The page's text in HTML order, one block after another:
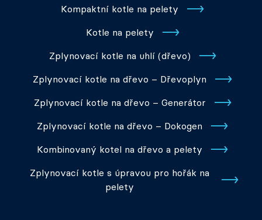
Kompaktní kotle na pelety
Kotle na pelety
Zplynovací kotle na uhlí (dřevo)
Zplynovací kotle na dřevo – Dřevoplyn
Zplynovací kotle na dřevo – Generátor
Zplynovací kotle na dřevo – Dokogen
Kombinovaný kotel na dřevo a pelety
Zplynovací kotle s úpravou pro hořák na
pelety